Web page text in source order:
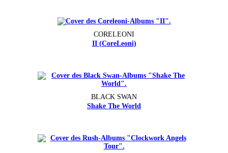
CORELEONI
II (CoreLeoni)
BLACK SWAN
Shake The World